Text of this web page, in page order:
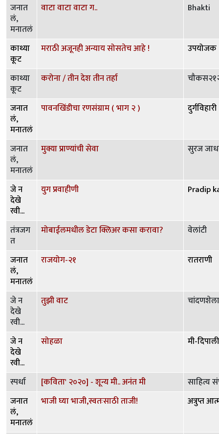
जनात
लं,
मनातलं
वाटा वाटा वाटा ग.. Bhakti
काथ्या
कूट
मराठी अजूनही अन्याय सोसतेच आहे ! उपयोजक
काथ्या
कूट
करोना / तीन देश तीन तर्हा
जनात
लं,
मनातलं
पावनखिंडीचा रणसंग्राम ( भाग २ ) दुर्गविहारी
जनात
लं,
मनातलं
मुक्या प्राण्यांची सेवा सुरज
जे न
देखे
रवी...
युग प्रवाहीणी Pradip
तंत्रजग
त
मोबाईलमधील डेटा क्लिअर कसा करावा? वेलांटी
जनात
लं,
मनातलं
राजयोग-२१ रातराणी
जे न
देखे
रवी...
तुझी वाट चांदणशेला
जे न
देखे
रवी...
सोहळा मी-दिपाली
स्पर्धा [कविता' २०२०] - शून्य मी.. अनंत मी
साहित्य
जनात
लं,
मनातलं
भाजी घ्या भाजी,स्वतःसाठी ताजी! अत्रुप्त